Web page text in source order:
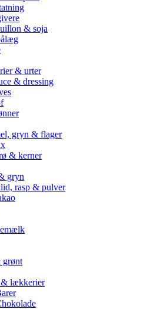
& soja
& urter
& dressing
gryn & flager
& kerner
gryn
rasp & pulver
grønt
& lækkerier